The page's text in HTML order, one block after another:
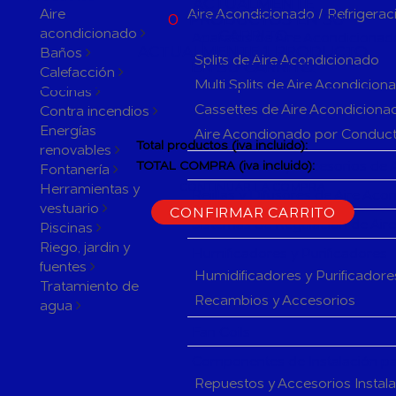
Aire
acondicionado
Baños
Calefacción
Cocinas
Contra incendios
Energías
renovables
Fontanería
Herramientas y
vestuario
Piscinas
Riego, jardin y
fuentes
Tratamiento de
agua
Aire Acondicionado /
Splits de Aire Acondicionado
Multi Splits de Aire
Cassettes de Aire
Aire Acondionado por
Herramientas y accesorios de
Sistemas de Regulación de
Humidificadores y
Recambios y Accesorios
Repuestos y Accesorios
0 PRODUCTOS EN SU
ACTUALMENTE 1 PRODUCTO
EN SU CARRITO.
Total productos (iva incluido):
TOTAL COMPRA (iva incluido):
CONFIRMAR CARRITO